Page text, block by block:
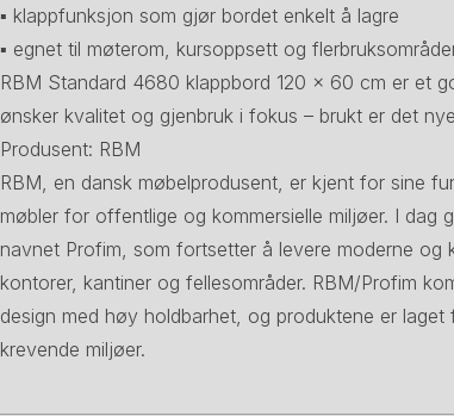
▪ klappfunksjon som gjør bordet enkelt å lagre
▪ egnet til møterom, kursoppsett og
RBM Standard 4680 klappbord 120 × 60 cm er et
ønsker kvalitet og gjenbruk i fokus – brukt er det
Produsent: RBM
RBM, en dansk møbelprodusent, er kjent for sine
møbler for offentlige og kommersielle miljøer. I dag
navnet Profim, som fortsetter å levere moderne og
kontorer, kantiner og fellesområder. RBM/Profim
design med høy holdbarhet, og produktene er laget
krevende miljøer.